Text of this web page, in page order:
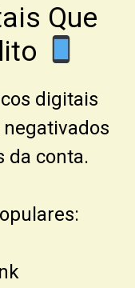
Que
digitais
da conta.